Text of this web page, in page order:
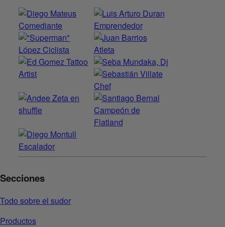
Secciones
Todo sobre el sudor
Productos